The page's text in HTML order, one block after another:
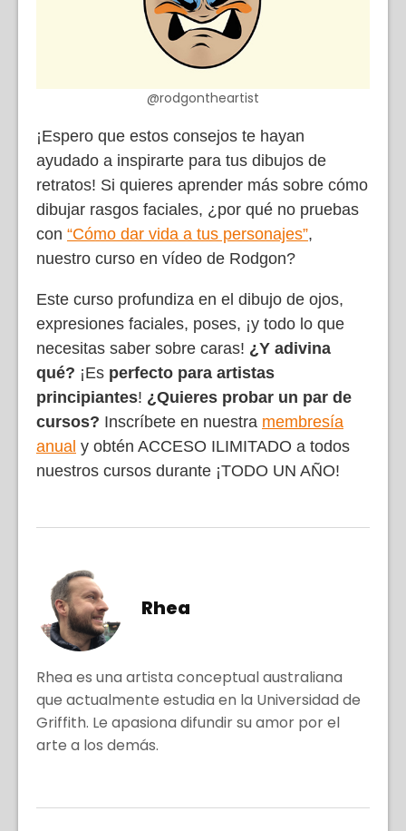
@rodgontheartist
¡Espero que estos consejos te hayan
ayudado a inspirarte para tus dibujos de
retratos! Si quieres aprender más sobre cómo
dibujar rasgos faciales, ¿por qué no pruebas
con “Cómo dar vida a tus personajes”,
nuestro curso en vídeo de Rodgon?
Este curso profundiza en el dibujo de ojos,
expresiones faciales, poses, ¡y todo lo que
necesitas saber sobre caras! ¿Y adivina
qué? ¡Es perfecto para artistas
principiantes! ¿Quieres probar un par de
cursos? Inscríbete en nuestra membresía
anual y obtén ACCESO ILIMITADO a todos
nuestros cursos durante ¡TODO UN AÑO!
Rhea
Rhea es una artista conceptual australiana
que actualmente estudia en la Universidad de
Griffith. Le apasiona difundir su amor por el
arte a los demás.